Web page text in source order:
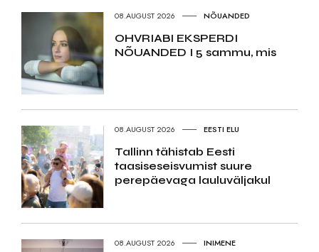
08.AUGUST 2026 NÕUANDED
OHVRIABI EKSPERDI
NÕUANDED I 5 sammu, mis
08.AUGUST 2026 EESTI ELU
Tallinn tähistab Eesti
taasiseseisvumist suure
perepäevaga lauluväljakul
08.AUGUST 2026 INIMENE